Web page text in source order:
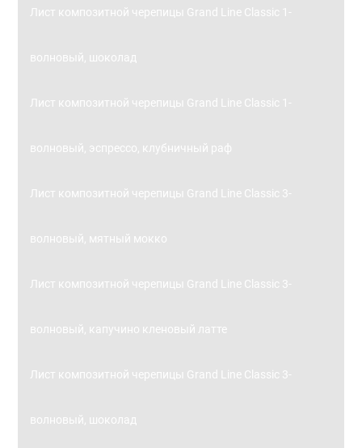
Лист композитной черепицы Grand Line Classic 1-
волновый, шоколад
Лист композитной черепицы Grand Line Classic 1-
волновый, эспрессо, клубничный раф
Лист композитной черепицы Grand Line Classic 3-
волновый, мятный мокко
Лист композитной черепицы Grand Line Classic 3-
волновый, капучино кленовый латте
Лист композитной черепицы Grand Line Classic 3-
волновый, шоколад